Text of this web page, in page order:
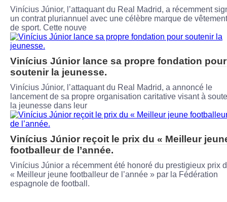
Vinícius Júnior, l’attaquant du Real Madrid, a récemment
un contrat pluriannuel avec une célèbre marque de
de sport. Cette nouve
Vinícius Júnior lance sa propre fondation pour
soutenir la jeunesse.
Vinícius Júnior, l’attaquant du Real Madrid, a annoncé le
lancement de sa propre organisation caritative visant à
la jeunesse dans leur
Vinícius Júnior reçoit le prix du « Meilleur
footballeur de l’année.
Vinícius Júnior a récemment été honoré du prestigieux prix
« Meilleur jeune footballeur de l’année » par la Fédération
espagnole de football.